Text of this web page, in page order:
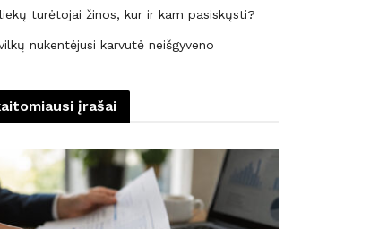
turėtojai žinos, kur ir kam pasiskųsti?
nukentėjusi karvutė neišgyveno
įrašai